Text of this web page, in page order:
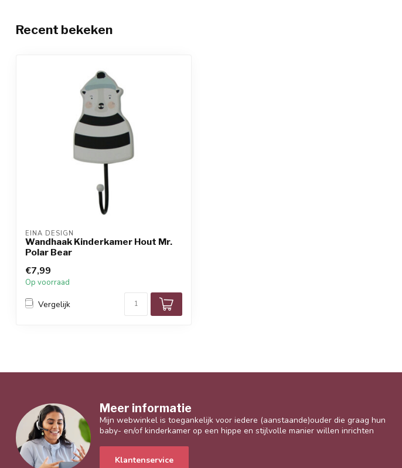
Recent bekeken
EINA DESIGN
Wandhaak Kinderkamer Hout Mr.
Polar Bear
€7,99
Op voorraad
Vergelijk
Meer informatie
Mijn webwinkel is toegankelijk voor iedere (aanstaande)ouder die graag hun
baby- en/of kinderkamer op een hippe en stijlvolle manier willen inrichten
Klantenservice